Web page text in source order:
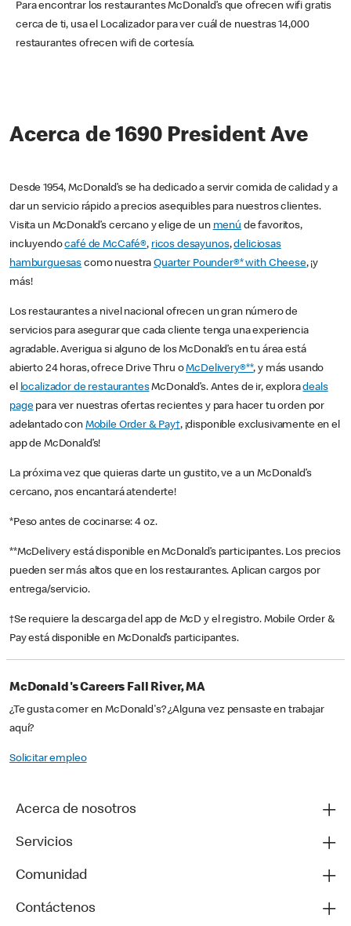
Para encontrar los restaurantes McDonald’s que ofrecen wifi gratis
cerca de ti, usa el Localizador para ver cuál de nuestras 14,000
restaurantes ofrecen wifi de cortesía.
Acerca de 1690 President Ave
Desde 1954, McDonald’s se ha dedicado a servir comida de calidad y a
dar un servicio rápido a precios asequibles para nuestros clientes.
Visita un McDonald’s cercano y elige de un menú de favoritos,
incluyendocafé de McCafé®, ricos desayunos,deliciosas
hamburguesas como nuestraQuarter Pounder®* with Cheese, ¡y
más!
Los restaurantes a nivel nacional ofrecen un gran número de
servicios para asegurar que cada cliente tenga una experiencia
agradable. Averigua si alguno de los McDonald’s en tu área está
abierto 24 horas, ofrece Drive Thru oMcDelivery®**, y más usando
el localizador de restaurantesMcDonald’s. Antes de ir, exploradeals
pagepara ver nuestras ofertas recientes y para hacer tu orden por
adelantado con Mobile Order & Pay†, ¡disponible exclusivamente en el
app de McDonald’s!
La próxima vez que quieras darte un gustito, ve a un McDonald’s
cercano, ¡nos encantará atenderte!
*Peso antes de cocinarse: 4 oz.
**McDelivery está disponible en McDonald’s participantes. Los precios
pueden ser más altos que en los restaurantes. Aplican cargos por
entrega/servicio.
†Se requiere la descarga del app de McD y el registro. Mobile Order &
Pay está disponible en McDonald’s participantes.
McDonald's Careers Fall River, MA
¿Te gusta comer en McDonald's? ¿Alguna vez pensaste en trabajar
aquí?
Solicitar empleo
Acerca de nosotros
Servicios
Comunidad
Contáctenos